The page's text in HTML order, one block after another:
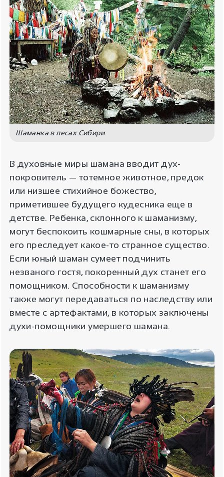
Шаманка в лесах Сибири
В духовные миры шамана вводит дух-
покровитель — тотемное животное, предок
или низшее стихийное божество,
приметившее будущего кудесника еще в
детстве. Ребенка, склонного к шаманизму,
могут беспокоить кошмарные сны, в которых
его преследует какое-то странное существо.
Если юный шаман сумеет подчинить
незваного гостя, покоренный дух станет его
помощником. Способности к шаманизму
также могут передаваться по наследству или
вместе с артефактами, в которых заключены
духи-помощники умершего шамана.